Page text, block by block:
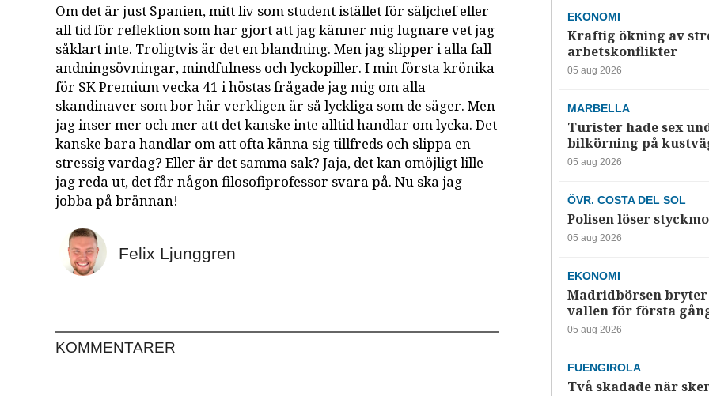
Om det är just Spanien, mitt liv som student istället för säljchef eller
all tid för reflektion som har gjort att jag känner mig lugnare vet jag
såklart inte. Troligtvis är det en blandning. Men jag slipper i alla fall
andningsövningar, mindfulness och lyckopiller. I min första krönika
för SK Premium vecka 41 i höstas frågade jag mig om alla
skandinaver som bor här verkligen är så lyckliga som de säger. Men
jag inser mer och mer att det kanske inte alltid handlar om lycka. Det
kanske bara handlar om att ofta känna sig tillfreds och slippa en
stressig vardag? Eller är det samma sak? Jaja, det kan omöjligt lille
jag reda ut, det får någon filosofiprofessor svara på. Nu ska jag
jobba på brännan!
Felix Ljunggren
KOMMENTARER
EKONOMI
Kraftig ökning av
arbetskonflikter
05 aug 2026
MARBELLA
Turister hade sex
bilkörning på
05 aug 2026
ÖVR. COSTA DEL SOL
Polisen löser
05 aug 2026
EKONOMI
Madridbörsen bryter
vallen för första
05 aug 2026
FUENGIROLA
Två skadade när